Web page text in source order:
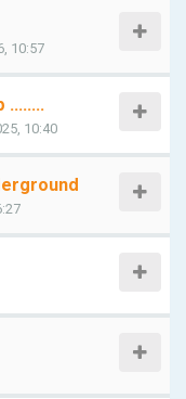
10:57
10:40